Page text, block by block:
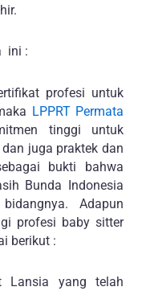
ini :
profesi untuk
LPPRT Permata
tinggi untuk
juga praktek dan
bukti bahwa
Bunda Indonesia
Adapun
profesi baby sitter
berikut :
Lansia yang telah